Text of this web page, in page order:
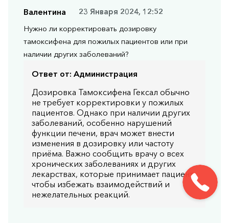
Валентина
23 Января 2024, 12:52
Нужно ли корректировать дозировку
тамоксифена для пожилых пациентов или при
наличии других заболеваний?
Ответ от: Администрация
Дозировка Тамоксифена Гексал обычно
не требует корректировки у пожилых
пациентов. Однако при наличии других
заболеваний, особенно нарушений
функции печени, врач может внести
изменения в дозировку или частоту
приёма. Важно сообщить врачу о всех
хронических заболеваниях и других
лекарствах, которые принимает пациент,
чтобы избежать взаимодействий и
нежелательных реакций.